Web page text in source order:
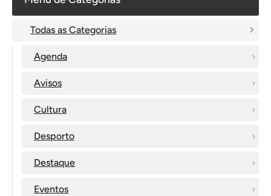
Todas as Categorias
Agenda
Avisos
Cultura
Desporto
Destaque
Eventos